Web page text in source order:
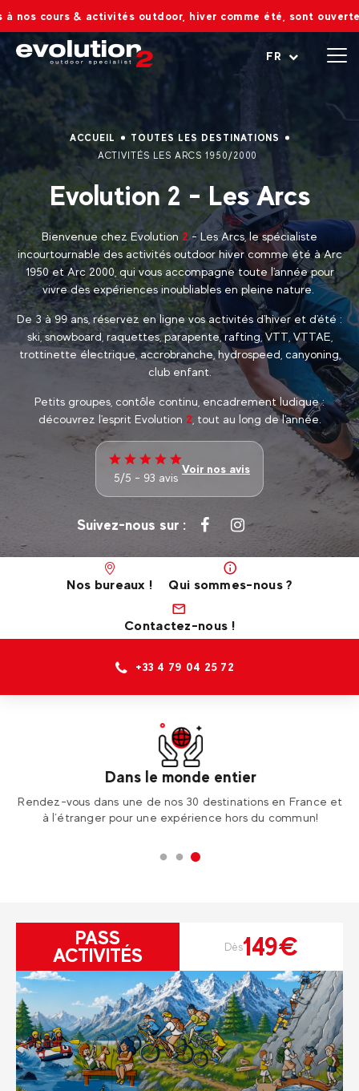
activités outdoor, hiver comme été, sont ouvertes !
FR
Ouvrir le menu
ACCUEIL
TOUTES LES DESTINATIONS
ACTIVITÉS LES ARCS 1950/2000
Evolution 2 - Les Arcs
Bienvenue chez Evolution 2- Les Arcs, le spécialiste
incourtournable des activités outdoor hiver comme été à Arc
1950 et Arc 2000, qui vous accompagne toute l'année pour
vivre des expériences inoubliables en pleine nature.
De 3 à 99 ans, réservez en ligne vos activités d'hiver et d'été :
ski, snowboard, raquettes, parapente, rafting, VTT, VTTAE,
trottinette électrique, accrobranche, hydrospeed, canyoning,
club enfant.
Petits groupes, contôle continu, encadrement ludique :
découvrez l'esprit Evolution 2 , tout au long de l'année.
5/5 - 93 avis
Voir nos avis
Suivez-nous sur :
Nos bureaux ! Qui sommes-nous ?
Contactez-nous !
+33 4 79 04 25 72
Dans le monde entier
Rendez-vous dans une de nos 30 destinations en France et
à l’étranger pour une expérience hors du commun!
PASS
ACTIVITÉS
Dès149€